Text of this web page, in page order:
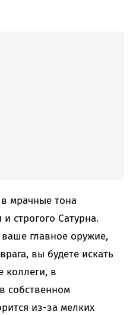
мрачные тона
строгого Сатурна.
главное оружие,
вы будете искать
коллеги, в
собственном
из-за мелких